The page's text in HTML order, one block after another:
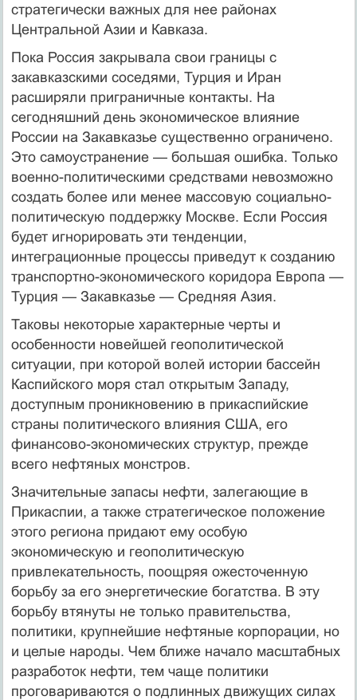
стратегически важных для нее районах
Центральной Азии и Кавказа.
Пока Россия закрывала свои границы с
закавказскими соседями, Турция и Иран
расширяли приграничные контакты. На
сегодняшний день экономическое влияние
России на Закавказье существенно ограничено.
Это самоустранение — большая ошибка. Только
военно-политическими средствами невозможно
создать более или менее массовую социально-
политическую поддержку Москве. Если Россия
будет игнорировать эти тенденции,
интеграционные процессы приведут к созданию
транспортно-экономического коридора Европа —
Турция — Закавказье — Средняя Азия.
Таковы некоторые характерные черты и
особенности новейшей геополитической
ситуации, при которой волей истории бассейн
Каспийского моря стал открытым Западу,
доступным проникновению в прикаспийские
страны политического влияния США, его
финансово-экономических структур, прежде
всего нефтяных монстров.
Значительные запасы нефти, залегающие в
Прикаспии, а также стратегическое положение
этого региона придают ему особую
экономическую и геополитическую
привлекательность, поощряя ожесточенную
борьбу за его энергетические богатства. В эту
борьбу втянуты не только правительства,
политики, крупнейшие нефтяные корпорации, но
и целые народы. Чем ближе начало масштабных
разработок нефти, тем чаще политики
проговариваются о подлинных движущих силах